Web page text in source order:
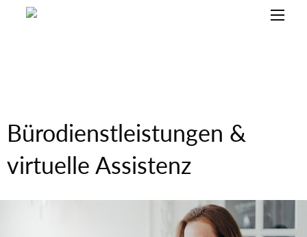
Bürodienstleistungen &
virtuelle Assistenz